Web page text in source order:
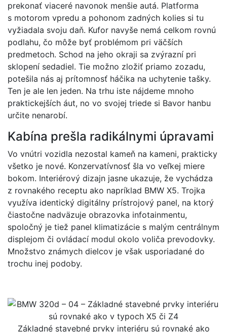
prekonať viaceré navonok menšie autá. Platforma
s motorom vpredu a pohonom zadných kolies si tu
vyžiadala svoju daň. Kufor navyše nemá celkom rovnú
podlahu, čo môže byť problémom pri väčších
predmetoch. Schod na jeho okraji sa zvýrazní pri
sklopení sedadiel. Tie možno zložiť priamo zozadu,
potešila nás aj prítomnosť háčika na uchytenie tašky.
Ten je ale len jeden. Na trhu iste nájdeme mnoho
praktickejších áut, no vo svojej triede si Bavor hanbu
určite nenarobí.
Kabína prešla radikálnymi úpravami
Vo vnútri vozidla nezostal kameň na kameni, prakticky
všetko je nové. Konzervatívnosť šla vo veľkej miere
bokom. Interiérový dizajn jasne ukazuje, že vychádza
z rovnakého receptu ako napríklad BMW X5. Trojka
využíva identický digitálny prístrojový panel, na ktorý
čiastočne nadväzuje obrazovka infotainmentu,
spoločný je tiež panel klimatizácie s malým centrálnym
displejom či ovládací modul okolo voliča prevodovky.
Množstvo známych dielcov je však usporiadané do
trochu inej podoby.
Základné stavebné prvky interiéru sú rovnaké ako